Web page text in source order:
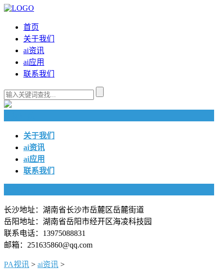
首页
关于我们
ai资讯
ai应用
联系我们
关于我们
ai资讯
ai应用
联系我们
长沙地址：湖南省长沙市岳麓区岳麓街道
岳阳地址：湖南省岳阳市经开区海凌科技园
联系电话：13975088831
邮箱：251635860@qq.com
PA视讯 > ai资讯 >